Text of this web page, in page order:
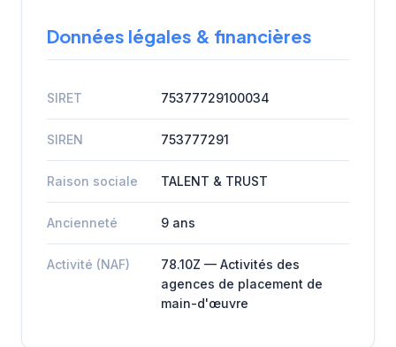
Données légales & financières
SIRET 75377729100034
SIREN 753777291
Raison sociale TALENT & TRUST
Ancienneté 9 ans
Activité (NAF)
78.10Z — Activités des
agences de placement de
main-d'œuvre